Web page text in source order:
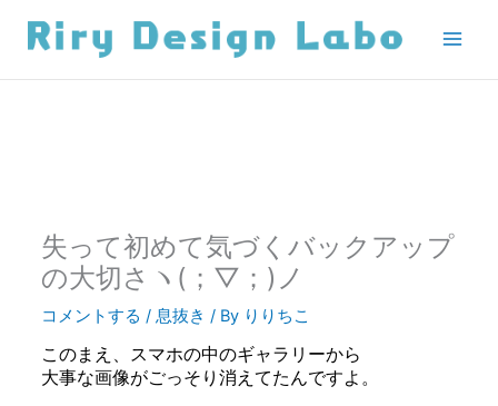
失って初めて気づくバックアップ
の大切さヽ(；▽；)ノ
コメントする /息抜き / By りりちこ
このまえ、スマホの中のギャラリーから
大事な画像がごっそり消えてたんですよ。